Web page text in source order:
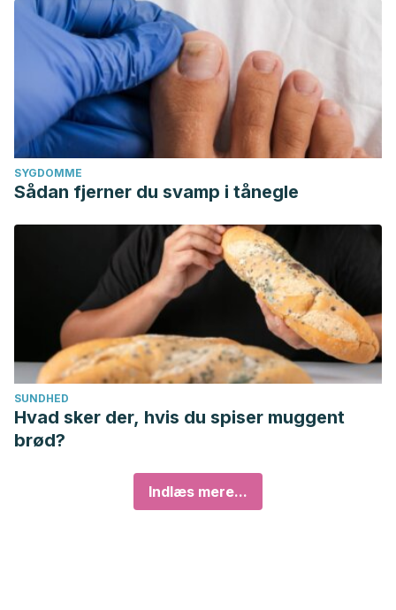
SYGDOMME
Sådan fjerner du svamp i tånegle
SUNDHED
Hvad sker der, hvis du spiser muggent
brød?
Indlæs mere...